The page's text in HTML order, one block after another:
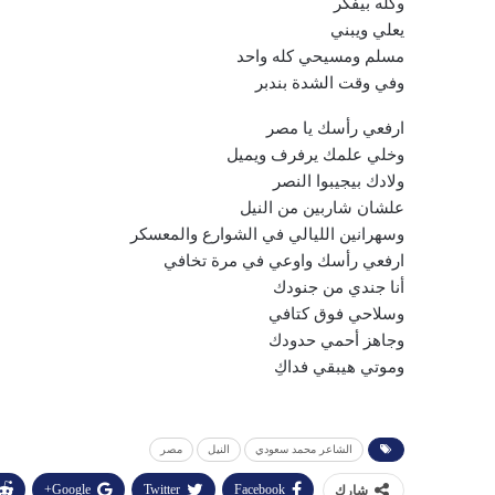
وكله بيفكر
يعلي ويبني
مسلم ومسيحي كله واحد
وفي وقت الشدة بندبر
ارفعي رأسك يا مصر
وخلي علمك يرفرف ويميل
ولادك بيجيبوا النصر
علشان شاربين من النيل
وسهرانين الليالي في الشوارع والمعسكر
ارفعي رأسك واوعي في مرة تخافي
أنا جندي من جنودك
وسلاحي فوق كتافي
وجاهز أحمي حدودك
وموتي هيبقي فداكِ
الشاعر محمد سعودي النيل مصر
شارك Facebook
Twitter
Google+